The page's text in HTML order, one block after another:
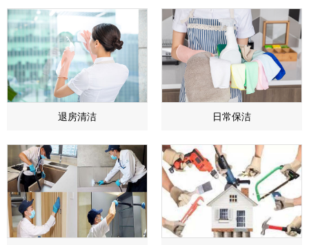
退房清洁 日常保洁